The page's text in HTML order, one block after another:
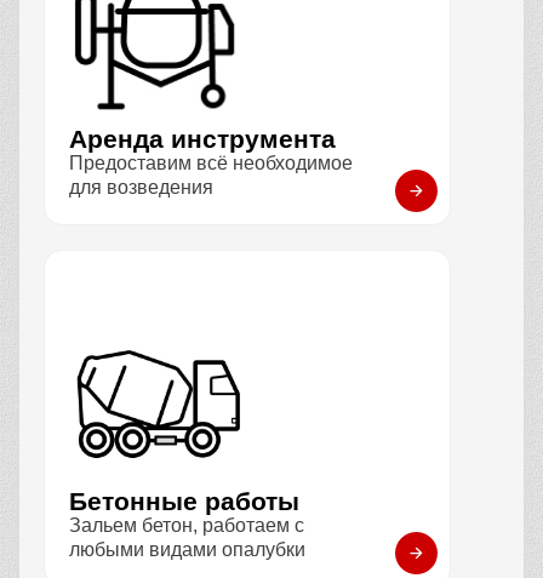
Аренда инструмента
Предоставим всё необходимое
для возведения
Бетонные работы
Зальем бетон, работаем с
любыми видами опалубки